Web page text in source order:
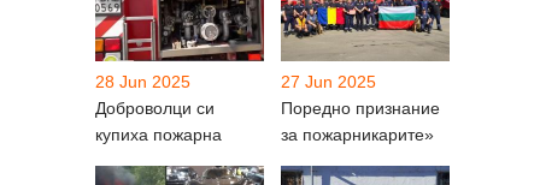
28 Jun 2025
Доброволци си
купиха пожарна
27 Jun 2025
Поредно признание
за пожарникарите»